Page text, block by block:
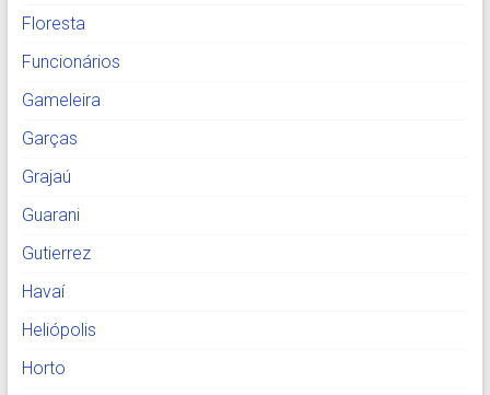
Floresta
Funcionários
Gameleira
Garças
Grajaú
Guarani
Gutierrez
Havaí
Heliópolis
Horto